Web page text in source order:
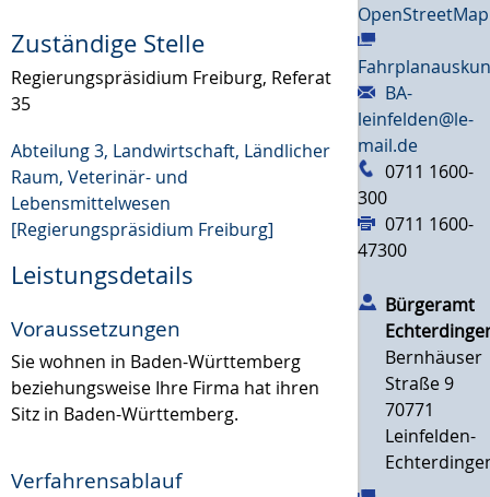
Zuständige Stelle
Regierungspräsidium Freiburg, Referat
35
Abteilung 3, Landwirtschaft, Ländlicher
Raum, Veterinär- und
Lebensmittelwesen
[Regierungspräsidium Freiburg]
Leistungsdetails
Voraussetzungen
Sie wohnen in Baden-Württemberg
beziehungsweise Ihre Firma hat ihren
Sitz in Baden-Württemberg.
Verfahrensablauf
OpenStreetMap
BA-
leinfelden@le-
mail.de
0711 1600-
300
0711 1600-
47300
Bürgeramt
Bernhäuser
Straße 9
70771
Leinfelden-